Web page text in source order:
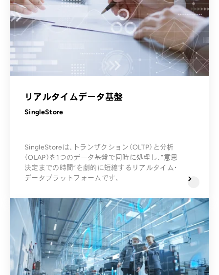
リアルタイムデータ基盤
SingleStore
SingleStoreは、トランザクション（OLTP）と分析
（OLAP）を1つのデータ基盤で同時に処理し、“意思
決定までの時間”を劇的に短縮するリアルタイム・
データプラットフォームです。